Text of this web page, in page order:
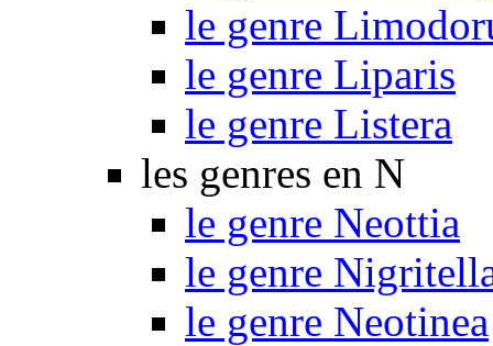
le genre
le genre Liparis
le genre Listera
les genres en N
le genre Neottia
le genre
le genre Neotinea